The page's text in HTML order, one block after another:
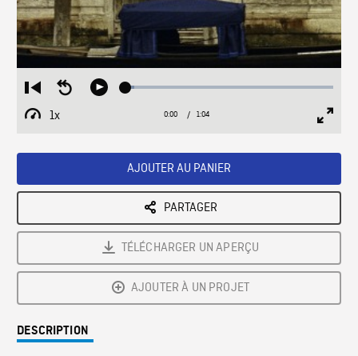
Restart
from
beginning
Seek
Play Loaded:
1x
Playback
Current
0:00 / Duration
1:04
AJOUTER AU PANIER
PARTAGER
TÉLÉCHARGER UN APERÇU
AJOUTER À UN PROJET
DESCRIPTION